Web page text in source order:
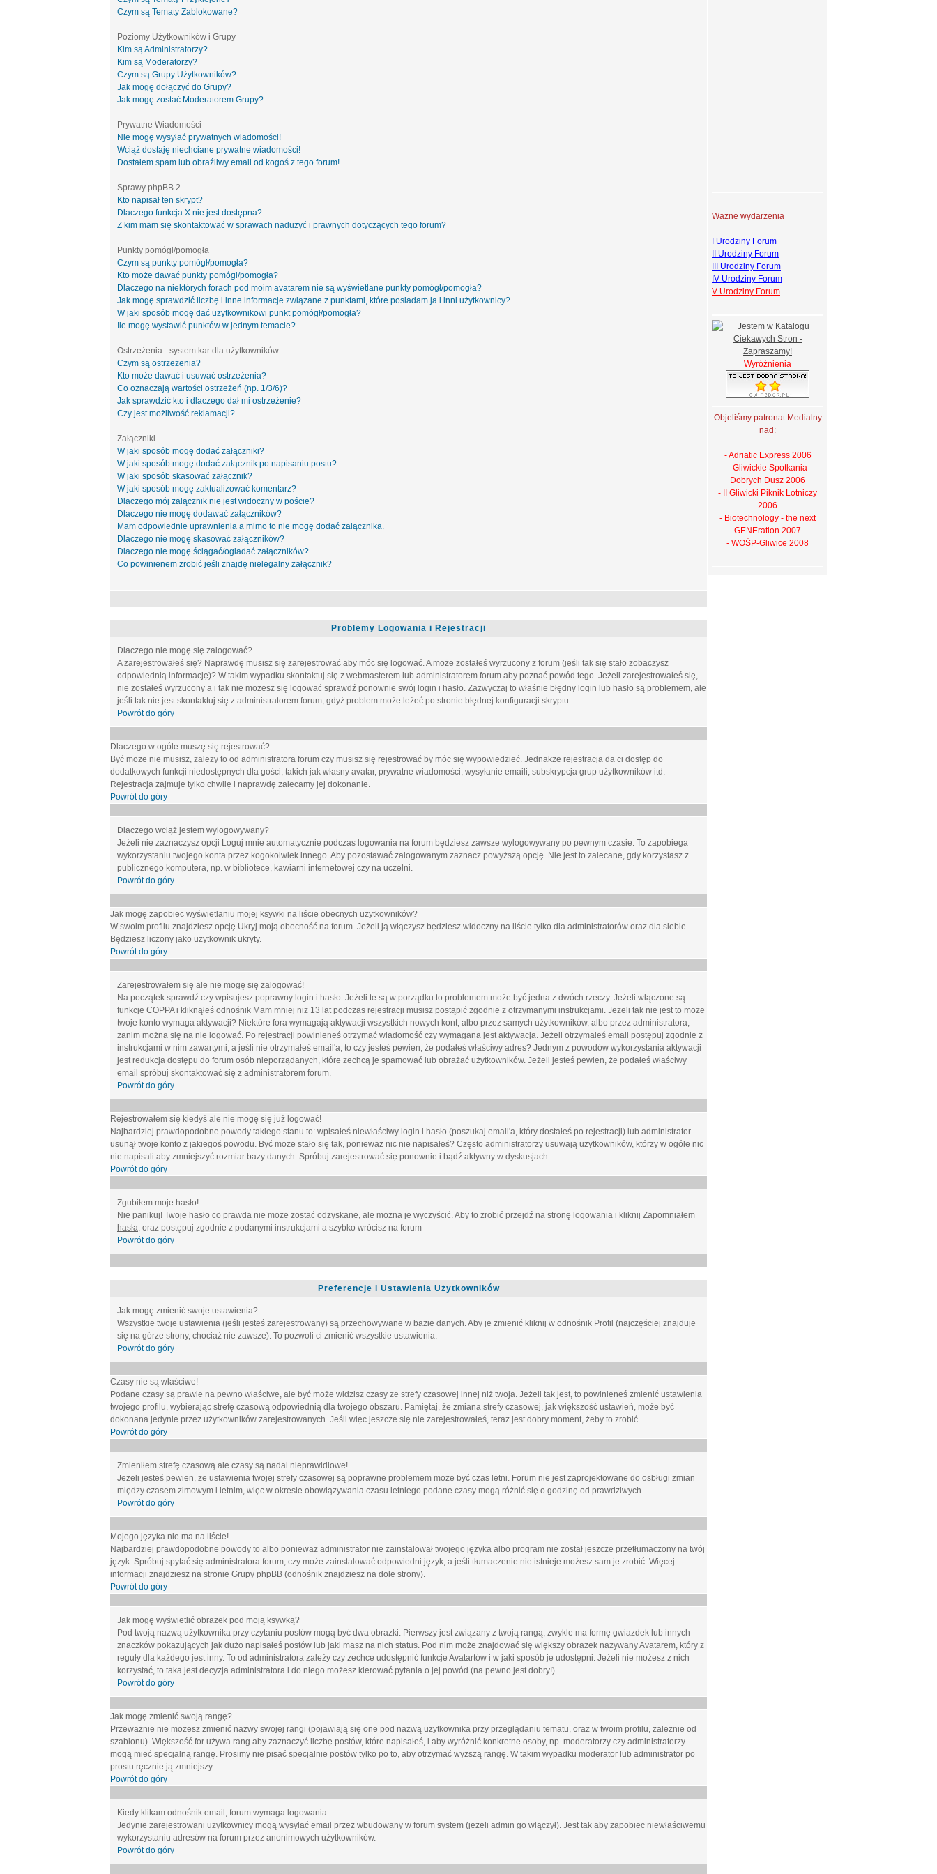
Czym są Tematy Zablokowane?
Poziomy Użytkowników i Grupy
Kim są Administratorzy?
Kim są Moderatorzy?
Czym są Grupy Użytkowników?
Jak mogę dołączyć do Grupy?
Jak mogę zostać Moderatorem Grupy?
Prywatne Wiadomości
Nie mogę wysyłać prywatnych wiadomości!
Wciąż dostaję niechciane prywatne wiadomości!
Dostałem spam lub obraźliwy email od kogoś z tego forum!
Sprawy phpBB 2
Kto napisał ten skrypt?
Dlaczego funkcja X nie jest dostępna?
Z kim mam się skontaktować w sprawach nadużyć i prawnych dotyczących tego forum?
Punkty pomógł/pomogła
Czym są punkty pomógł/pomogła?
Kto może dawać punkty pomógł/pomogła?
Dlaczego na niektórych forach pod moim avatarem nie są wyświetlane punkty pomógł/pomogła?
Jak mogę sprawdzić liczbę i inne informacje związane z punktami, które posiadam ja i inni użytkownicy?
W jaki sposób mogę dać użytkownikowi punkt pomógł/pomogła?
Ile mogę wystawić punktów w jednym temacie?
Ostrzeżenia - system kar dla użytkowników
Czym są ostrzeżenia?
Kto może dawać i usuwać ostrzeżenia?
Co oznaczają wartości ostrzeżeń (np. 1/3/6)?
Jak sprawdzić kto i dlaczego dał mi ostrzeżenie?
Czy jest możliwość reklamacji?
Załączniki
W jaki sposób mogę dodać załączniki?
W jaki sposób mogę dodać załącznik po napisaniu postu?
W jaki sposób skasować załącznik?
W jaki sposób mogę zaktualizować komentarz?
Dlaczego mój załącznik nie jest widoczny w poście?
Dlaczego nie mogę dodawać załączników?
Mam odpowiednie uprawnienia a mimo to nie mogę dodać załącznika.
Dlaczego nie mogę skasować załączników?
Dlaczego nie mogę ściągać/ogladać załączników?
Co powinienem zrobić jeśli znajdę nielegalny załącznik?
Problemy Logowania i Rejestracji
Dlaczego nie mogę się zalogować?
A zarejestrowałeś się? Naprawdę musisz się zarejestrować aby móc się logować. A może zostałeś wyrzucony z forum (jeśli tak się stało zobaczysz
odpowiednią informację)? W takim wypadku skontaktuj się z webmasterem lub administratorem forum aby poznać powód tego. Jeżeli zarejestrowałeś się,
nie zostałeś wyrzucony a i tak nie możesz się logować sprawdź ponownie swój login i hasło. Zazwyczaj to właśnie błędny login lub hasło są problemem, ale
jeśli tak nie jest skontaktuj się z administratorem forum, gdyż problem może leżeć po stronie błędnej konfiguracji skryptu.
Powrót do góry
Dlaczego w ogóle muszę się rejestrować?
Być może nie musisz, zależy to od administratora forum czy musisz się rejestrować by móc się wypowiedzieć. Jednakże rejestracja da ci dostęp do
dodatkowych funkcji niedostępnych dla gości, takich jak własny avatar, prywatne wiadomości, wysyłanie emaili, subskrypcja grup użytkowników itd.
Rejestracja zajmuje tylko chwilę i naprawdę zalecamy jej dokonanie.
Powrót do góry
Dlaczego wciąż jestem wylogowywany?
Jeżeli nie zaznaczysz opcji Loguj mnie automatycznie podczas logowania na forum będziesz zawsze wylogowywany po pewnym czasie. To zapobiega
wykorzystaniu twojego konta przez kogokolwiek innego. Aby pozostawać zalogowanym zaznacz powyższą opcję. Nie jest to zalecane, gdy korzystasz z
publicznego komputera, np. w bibliotece, kawiarni internetowej czy na uczelni.
Powrót do góry
Jak mogę zapobiec wyświetlaniu mojej ksywki na liście obecnych użytkowników?
W swoim profilu znajdziesz opcję Ukryj moją obecność na forum. Jeżeli ją włączysz będziesz widoczny na liście tylko dla administratorów oraz dla siebie.
Będziesz liczony jako użytkownik ukryty.
Powrót do góry
Zarejestrowałem się ale nie mogę się zalogować!
Na początek sprawdź czy wpisujesz poprawny login i hasło. Jeżeli te są w porządku to problemem może być jedna z dwóch rzeczy. Jeżeli włączone są
funkcje COPPA i kliknąłeś odnośnik Mam mniej niż 13 latpodczas rejestracji musisz postąpić zgodnie z otrzymanymi instrukcjami. Jeżeli tak nie jest to może
twoje konto wymaga aktywacji? Niektóre fora wymagają aktywacji wszystkich nowych kont, albo przez samych użytkowników, albo przez administratora,
zanim można się na nie logować. Po rejestracji powinieneś otrzymać wiadomość czy wymagana jest aktywacja. Jeżeli otrzymałeś email postępuj zgodnie z
instrukcjami w nim zawartymi, a jeśli nie otrzymałeś email'a, to czy jesteś pewien, że podałeś właściwy adres? Jednym z powodów wykorzystania aktywacji
jest redukcja dostępu do forum osób nieporządanych, które zechcą je spamować lub obrażać użytkowników. Jeżeli jesteś pewien, że podałeś właściwy
email spróbuj skontaktować się z administratorem forum.
Powrót do góry
Rejestrowałem się kiedyś ale nie mogę się już logować!
Najbardziej prawdopodobne powody takiego stanu to: wpisałeś niewłaściwy login i hasło (poszukaj email'a, który dostałeś po rejestracji) lub administrator
usunął twoje konto z jakiegoś powodu. Być może stało się tak, ponieważ nic nie napisałeś? Często administratorzy usuwają użytkowników, którzy w ogóle nic
nie napisali aby zmniejszyć rozmiar bazy danych. Spróbuj zarejestrować się ponownie i bądź aktywny w dyskusjach.
Powrót do góry
Zgubiłem moje hasło!
Nie panikuj! Twoje hasło co prawda nie może zostać odzyskane, ale można je wyczyścić. Aby to zrobić przejdź na stronę logowania i kliknij Zapomniałem
hasła, oraz postępuj zgodnie z podanymi instrukcjami a szybko wrócisz na forum
Powrót do góry
Preferencje i Ustawienia Użytkowników
Jak mogę zmienić swoje ustawienia?
Wszystkie twoje ustawienia (jeśli jesteś zarejestrowany) są przechowywane w bazie danych. Aby je zmienić kliknij w odnośnik Profil (najczęściej znajduje
się na górze strony, chociaż nie zawsze). To pozwoli ci zmienić wszystkie ustawienia.
Powrót do góry
Czasy nie są właściwe!
Podane czasy są prawie na pewno właściwe, ale być może widzisz czasy ze strefy czasowej innej niż twoja. Jeżeli tak jest, to powinieneś zmienić ustawienia
twojego profilu, wybierając strefę czasową odpowiednią dla twojego obszaru. Pamiętaj, że zmiana strefy czasowej, jak większość ustawień, może być
dokonana jedynie przez użytkowników zarejestrowanych. Jeśli więc jeszcze się nie zarejestrowałeś, teraz jest dobry moment, żeby to zrobić.
Powrót do góry
Zmieniłem strefę czasową ale czasy są nadal nieprawidłowe!
Jeżeli jesteś pewien, że ustawienia twojej strefy czasowej są poprawne problemem może być czas letni. Forum nie jest zaprojektowane do osbługi zmian
między czasem zimowym i letnim, więc w okresie obowiązywania czasu letniego podane czasy mogą różnić się o godzinę od prawdziwych.
Powrót do góry
Mojego języka nie ma na liście!
Najbardziej prawdopodobne powody to albo ponieważ administrator nie zainstalował twojego języka albo program nie został jeszcze przetłumaczony na twój
język. Spróbuj spytać się administratora forum, czy może zainstalować odpowiedni język, a jeśli tłumaczenie nie istnieje możesz sam je zrobić. Więcej
informacji znajdziesz na stronie Grupy phpBB (odnośnik znajdziesz na dole strony).
Powrót do góry
Jak mogę wyświetlić obrazek pod moją ksywką?
Pod twoją nazwą użytkownika przy czytaniu postów mogą być dwa obrazki. Pierwszy jest związany z twoją rangą, zwykle ma formę gwiazdek lub innych
znaczków pokazujących jak dużo napisałeś postów lub jaki masz na nich status. Pod nim może znajdować się większy obrazek nazywany Avatarem, który z
reguły dla każdego jest inny. To od administratora zależy czy zechce udostępnić funkcje Avatartów i w jaki sposób je udostępni. Jeżeli nie możesz z nich
korzystać, to taka jest decyzja administratora i do niego możesz kierować pytania o jej powód (na pewno jest dobry!)
Powrót do góry
Jak mogę zmienić swoją rangę?
Przeważnie nie możesz zmienić nazwy swojej rangi (pojawiają się one pod nazwą użytkownika przy przeglądaniu tematu, oraz w twoim profilu, zależnie od
szablonu). Większość for używa rang aby zaznaczyć liczbę postów, które napisałeś, i aby wyróżnić konkretne osoby, np. moderatorzy czy administratorzy
mogą mieć specjalną rangę. Prosimy nie pisać specjalnie postów tylko po to, aby otrzymać wyższą rangę. W takim wypadku moderator lub administrator po
prostu ręcznie ją zmniejszy.
Powrót do góry
Kiedy klikam odnośnik email, forum wymaga logowania
Jedynie zarejestrowani użytkownicy mogą wysyłać email przez wbudowany w forum system (jeżeli admin go włączył). Jest tak aby zapobiec niewłaściwemu
wykorzystaniu adresów na forum przez anonimowych użytkowników.
Powrót do góry
Ważne wydarzenia
I Urodziny Forum
II Urodziny Forum
III Urodziny Forum
IV Urodziny Forum
V Urodziny Forum
Wyróżnienia
Objeliśmy patronat Medialny
nad:
- Adriatic Express 2006
- Gliwickie Spotkania
Dobrych Dusz 2006
- II Gliwicki Piknik Lotniczy
2006
- Biotechnology - the next
GENEration 2007
- WOŚP-Gliwice 2008